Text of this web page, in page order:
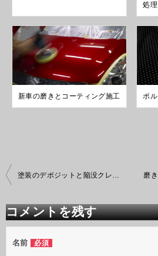
処理
新車の磨きとコーティング施工 ポ
投
稿
ビ
ゲ
ー
シ
塗装のデポジットと陥没クレーター 磨
コメントを残す
名前 必須